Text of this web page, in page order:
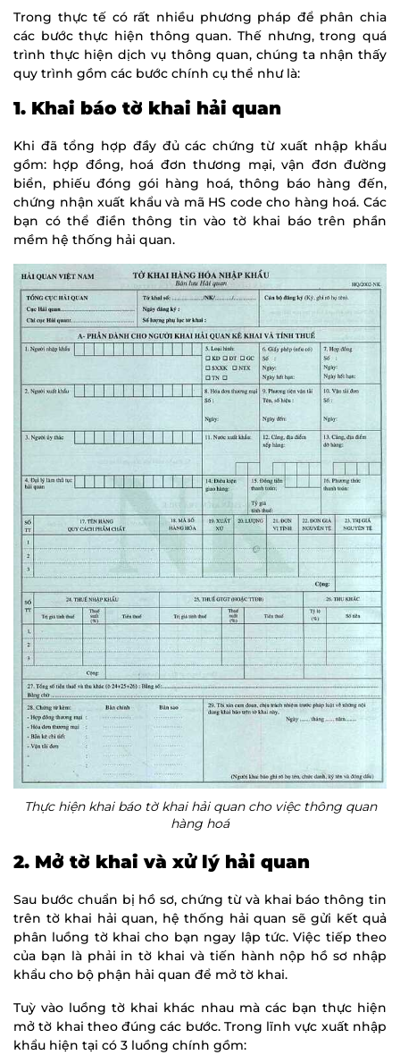
Trong thực tế có rất nhiều phương pháp để phân chia
các bước thực hiện thông quan. Thế nhưng, trong quá
trình thực hiện dịch vụ thông quan, chúng ta nhận thấy
quy trình gồm các bước chính cụ thể như là:
1. Khai báo tờ khai hải quan
Khi đã tổng hợp đầy đủ các chứng từ xuất nhập khẩu
gồm: hợp đồng, hoá đơn thương mại, vận đơn đường
biển, phiếu đóng gói hàng hoá, thông báo hàng đến,
chứng nhận xuất khẩu và mã HS code cho hàng hoá. Các
bạn có thể điền thông tin vào tờ khai báo trên phần
mềm hệ thống hải quan.
Thực hiện khai báo tờ khai hải quan cho việc thông quan
hàng hoá
2. Mở tờ khai và xử lý hải quan
Sau bước chuẩn bị hồ sơ, chứng từ và khai báo thông tin
trên tờ khai hải quan, hệ thống hải quan sẽ gửi kết quả
phân luồng tờ khai cho bạn ngay lập tức. Việc tiếp theo
của bạn là phải in tờ khai và tiến hành nộp hồ sơ nhập
khẩu cho bộ phận hải quan để mở tờ khai.
Tuỳ vào luồng tờ khai khác nhau mà các bạn thực hiện
mở tờ khai theo đúng các bước. Trong lĩnh vực xuất nhập
khẩu hiện tại có 3 luồng chính gồm: